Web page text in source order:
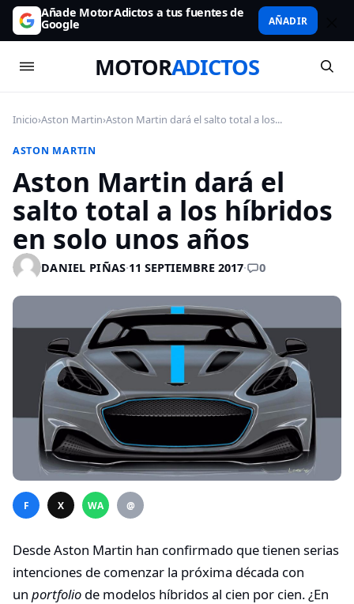
Añade MotorAdictos a tus fuentes de
Google AÑADIR
MOTORADICTOS
Inicio›Aston Martin›Aston Martin dará el salto total a los...
ASTON MARTIN
Aston Martin dará el
salto total a los híbridos
en solo unos años
DANIEL PIÑAS·11 SEPTIEMBRE 2017· 0
F X WA @
Desde Aston Martin han confirmado que tienen serias
intenciones de comenzar la próxima década con
un portfolio de modelos híbridos al cien por cien. ¿En